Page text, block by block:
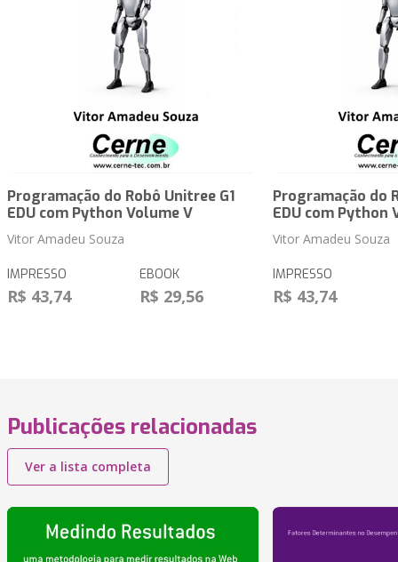
Programação do Robô Unitree G1
EDU com Python Volume V
Vitor Amadeu Souza
IMPRESSO
R$ 43,74
EBOOK
R$ 29,56
Programação do
EDU com Python
Vitor Amadeu Souza
IMPRESSO
R$ 43,74
Publicações relacionadas
Ver a lista completa